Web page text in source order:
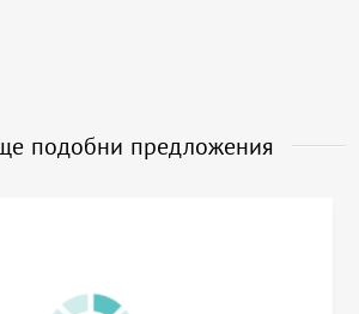
подобни предложения